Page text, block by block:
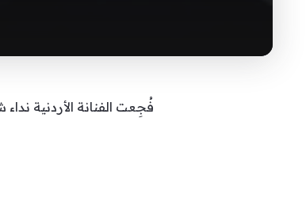
فُجِعت الفنانة الأردنية